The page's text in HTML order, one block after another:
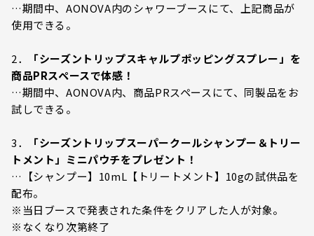
…期間中、AONOVA内のシャワーブースにて、上記商品が
使用できる。
2．
「シーズントリップスキャルプポッピングスプレー」を
商品PRスペースで体感！
…期間中、AONOVA内、商品PRスペースにて、同製品をお
試しできる。
3．
「シーズントリップスーパークールシャンプー＆トリー
トメント」ミニパウチをプレゼント！
…【シャンプー】10mL【トリートメント】10gの試供品を
配布。
※当日ブースで発表された条件をクリアした人が対象。
※なくなり次第終了